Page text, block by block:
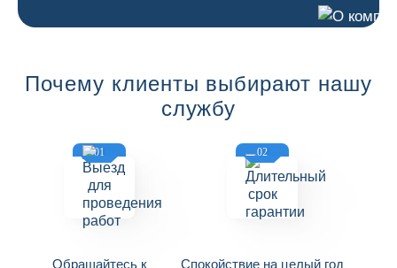
Почему клиенты выбирают нашу
службу
01
Обращайтесь к
02
Спокойствие на целый год